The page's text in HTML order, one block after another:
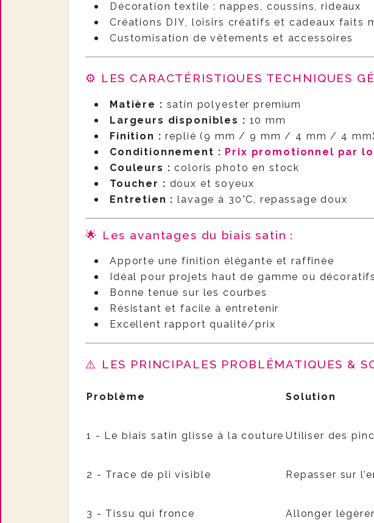
Décoration textile : nappes, coussins, rideaux
Créations DIY, loisirs créatifs et cadeaux faits
Customisation de vêtements et accessoires
⚙️ LES CARACTÉRISTIQUES TECHNIQUES
Matière : satin polyester premium
Largeurs disponibles : 10 mm
Finition : replié (9 mm / 9 mm / 4 mm / 4 mm)
Conditionnement : Prix promotionnel par
Couleurs : coloris photo en stock
Toucher : doux et soyeux
Entretien : lavage à 30°C, repassage doux
🌟 Les avantages du biais satin :
Apporte une finition élégante et raffinée
Idéal pour projets haut de gamme ou décoratifs
Bonne tenue sur les courbes
Résistant et facile à entretenir
Excellent rapport qualité/prix
⚠️ LES PRINCIPALES PROBLÉMATIQUES &
Problème Solution
1 - Le biais satin glisse à la couture Utiliser des
2 - Trace de pli visible Repasser sur
3 - Tissu qui fronce Allonger